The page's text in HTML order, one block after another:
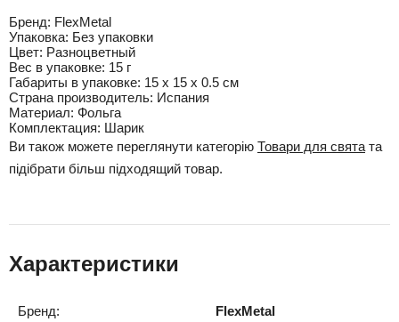
Бренд: FlexMetal
Упаковка: Без упаковки
Цвет: Разноцветный
Вес в упаковке: 15 г
Габариты в упаковке: 15 x 15 x 0.5 см
Cтрана производитель: Испания
Материал: Фольга
Комплектация: Шарик
Ви також можете переглянути категорію Товари для свята та
підібрати більш підходящий товар.
Характеристики
Бренд: FlexMetal